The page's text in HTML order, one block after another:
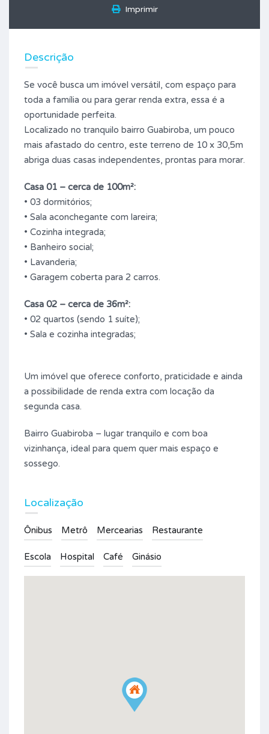
Imprimir
Descrição
Se você busca um imóvel versátil, com espaço para
toda a família ou para gerar renda extra, essa é a
oportunidade perfeita.
Localizado no tranquilo bairro Guabiroba, um pouco
mais afastado do centro, este terreno de 10 x 30,5m
abriga duas casas independentes, prontas para morar.
Casa 01 – cerca de 100m²:
• 03 dormitórios;
• Sala aconchegante com lareira;
• Cozinha integrada;
• Banheiro social;
• Lavanderia;
• Garagem coberta para 2 carros.
Casa 02 – cerca de 36m²:
• 02 quartos (sendo 1 suíte);
• Sala e cozinha integradas;
Um imóvel que oferece conforto, praticidade e ainda
a possibilidade de renda extra com locação da
segunda casa.
Bairro Guabiroba – lugar tranquilo e com boa
vizinhança, ideal para quem quer mais espaço e
sossego.
Localização
Ônibus Metrô Mercearias Restaurante
Escola Hospital Café Ginásio